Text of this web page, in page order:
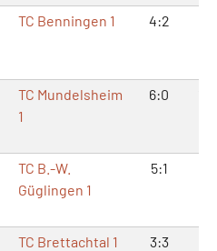
TC Benningen 1 4:2
TC Mundelsheim
1
6:0
TC B.-W.
Güglingen 1
5:1
TC Brettachtal 1 3:3